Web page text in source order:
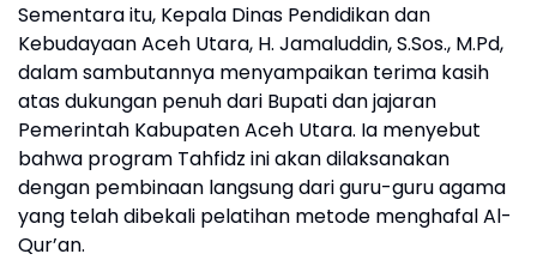
‎Sementara itu, Kepala Dinas Pendidikan dan
Kebudayaan Aceh Utara, H. Jamaluddin, S.Sos., M.Pd,
dalam sambutannya menyampaikan terima kasih
atas dukungan penuh dari Bupati dan jajaran
Pemerintah Kabupaten Aceh Utara. Ia menyebut
bahwa program Tahfidz ini akan dilaksanakan
dengan pembinaan langsung dari guru-guru agama
yang telah dibekali pelatihan metode menghafal Al-
Qur’an.